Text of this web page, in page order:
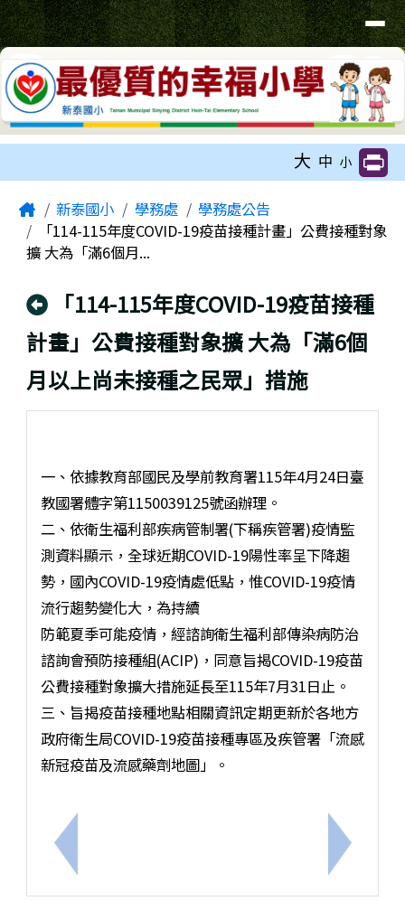
跳至主內容區
臺南市新泰國小網站
導覽列
大 中 小
Home新泰國小 學務處
學務處公告
「114-115年度COVID-19疫苗接種計畫」公費接種對象
擴 大為「滿6個月...
回上頁
「114-115年度COVID-19疫苗接種
計畫」公費接種對象擴 大為「滿6個
月以上尚未接種之民眾」措施
上一筆：轉知教育局5月「劇場ART報馬仔」系列講
一、依據教育部國民及學前教育署115年4月24日臺
教國署體字第1150039125號函辦理。
二、依衛生福利部疾病管制署(下稱疾管署)疫情監
測資料顯示，全球近期COVID-19陽性率呈下降趨
勢，國內COVID-19疫情處低點，惟COVID-19疫情
流行趨勢變化大，為持續
防範夏季可能疫情，經諮詢衛生福利部傳染病防治
諮詢會預防接種組(ACIP)，同意旨揭COVID-19疫苗
公費接種對象擴大措施延長至115年7月31日止。
三、旨揭疫苗接種地點相關資訊定期更新於各地方
政府衛生局COVID-19疫苗接種專區及疾管署「流感
新冠疫苗及流感藥劑地圖」。
下一筆：